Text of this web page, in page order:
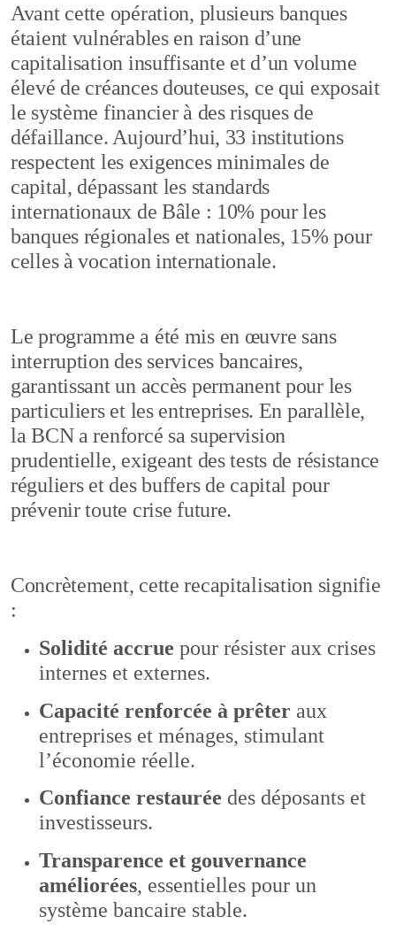
Avant cette opération, plusieurs banques
étaient vulnérables en raison d’une
capitalisation insuffisante et d’un volume
élevé de créances douteuses, ce qui exposait
le système financier à des risques de
défaillance. Aujourd’hui, 33 institutions
respectent les exigences minimales de
capital, dépassant les standards
internationaux de Bâle : 10% pour les
banques régionales et nationales, 15% pour
celles à vocation internationale.
Le programme a été mis en œuvre sans
interruption des services bancaires,
garantissant un accès permanent pour les
particuliers et les entreprises. En parallèle,
la BCN a renforcé sa supervision
prudentielle, exigeant des tests de résistance
réguliers et des buffers de capital pour
prévenir toute crise future.
Concrètement, cette recapitalisation signifie
:
Solidité accrue pour résister aux crises
internes et externes.
Capacité renforcée à prêter aux
entreprises et ménages, stimulant
l’économie réelle.
Confiance restaurée des déposants et
investisseurs.
Transparence et gouvernance
améliorées, essentielles pour un
système bancaire stable.